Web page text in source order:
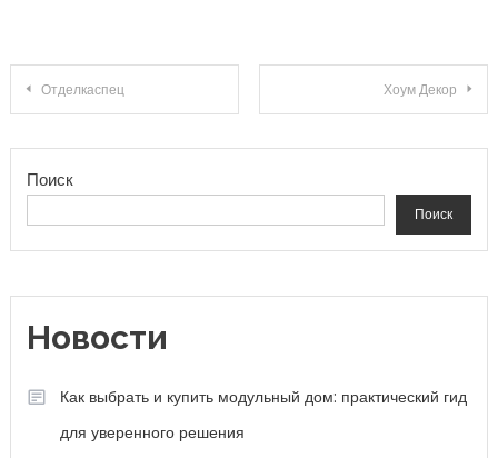
Навигация по записям
Отделкаспец Хоум Декор
Поиск
Поиск
Новости
Как выбрать и купить модульный дом: практический гид
для уверенного решения